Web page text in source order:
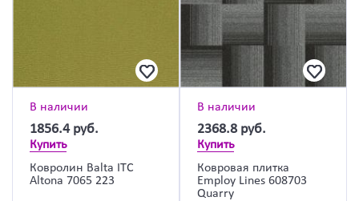
В наличии
1856.4 руб.
Купить
Ковролин Balta ITC
Altona 7065 223
В наличии
2368.8 руб.
Купить
Ковровая плитка
Employ Lines 608703
Quarry